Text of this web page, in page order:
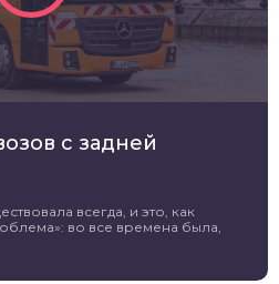
с задней
всегда, и это, как
во все времена была,